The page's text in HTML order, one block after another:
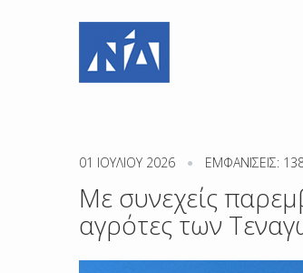
01 ΙΟΥΛΊΟΥ 2026 ΕΜΦΑΝΊΣΕΙΣ:
Με συνεχείς
αγρότες των